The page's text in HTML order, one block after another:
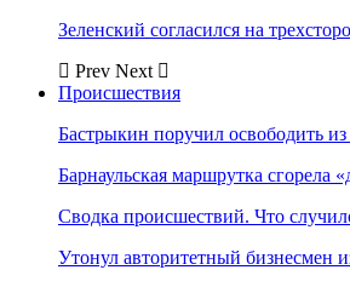
Зеленский согласился на
Prev Next
Происшествия
Бастрыкин поручил освободить
Барнаульская маршрутка сгорела
Сводка происшествий. Что
Утонул авторитетный бизнесмен